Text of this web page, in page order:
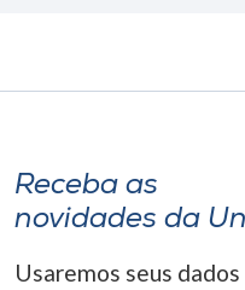
Receba as
novidades da
Usaremos seus